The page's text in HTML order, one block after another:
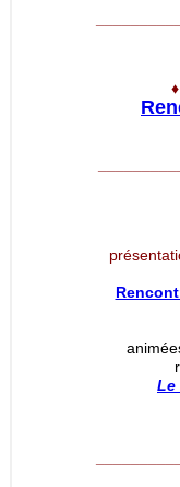
♦
Le